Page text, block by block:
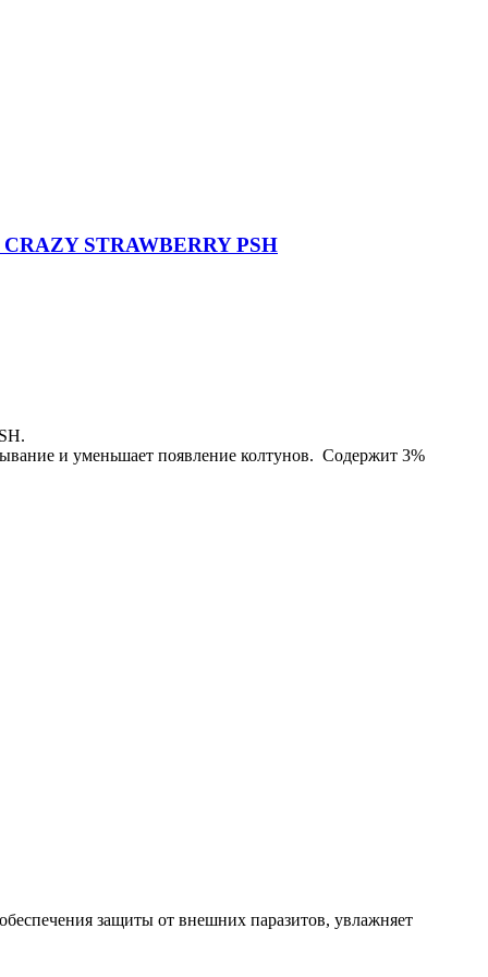
CRAZY STRAWBERRY PSH
и уменьшает появление колтунов. Содержит 3%
защиты от внешних паразитов, увлажняет